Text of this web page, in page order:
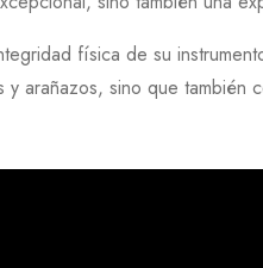
física de su
arañazos, sino que también